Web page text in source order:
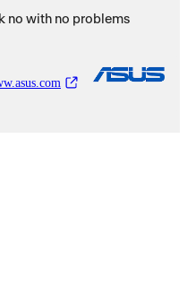
no with no problems